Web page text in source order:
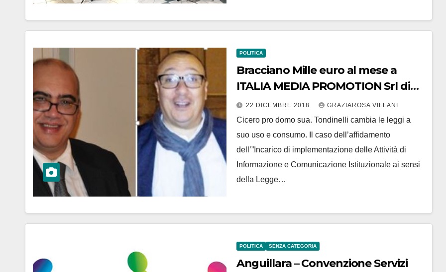
POLITICA
Bracciano Mille euro al mese a
ITALIA MEDIA PROMOTION Srl di
Ivan Galea per fare da megafono a
Tondinelli. Ma a che titolo?
22 DICEMBRE 2018 GRAZIAROSA VILLANI
Cicero pro domo sua. Tondinelli cambia le leggi a
suo uso e consumo. Il caso dell’affidamento
dell’”Incarico di implementazione delle Attività di
Informazione e Comunicazione Istituzionale ai sensi
della Legge…
POLITICA SENZA CATEGORIA
Anguillara – Convenzione Servizi